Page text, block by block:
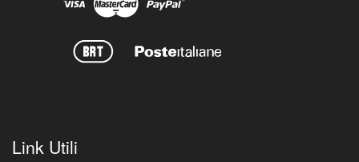
Link Utili